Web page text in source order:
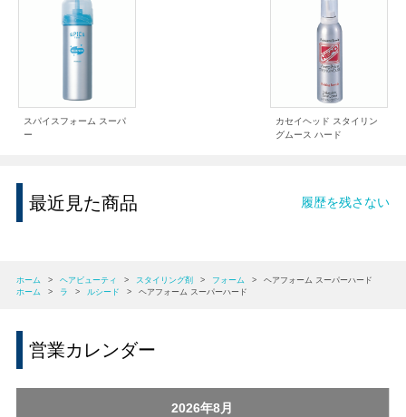
スパイスフォーム スーパ
ー
カセイヘッド スタイリン
グムース ハード
最近見た商品 履歴を残さない
ホーム > ヘアビューティ > スタイリング剤 > フォーム >
ヘアフォーム スーパーハード
ホーム
> ラ > ルシード > ヘアフォーム スーパーハード
営業カレンダー
2026年8月